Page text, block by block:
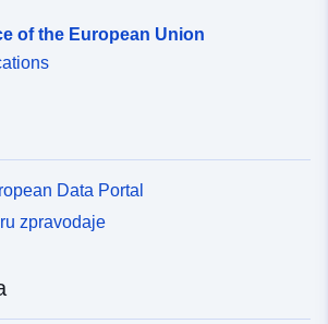
of the European Union
Data Portal
zpravodaje